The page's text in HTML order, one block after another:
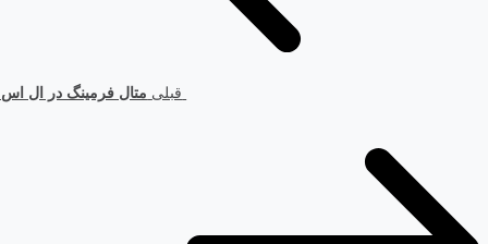
قبلی متال فرمینگ در ال اس